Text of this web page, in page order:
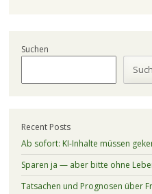
Suchen
Recent Posts
Ab sofort: KI-Inhalte müssen
Sparen ja — aber bitte ohne
Tatsachen und Prognosen über